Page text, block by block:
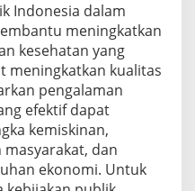
Indonesia dalam
meningkatkan
kesehatan yang
meningkatkan kualitas
pengalaman
efektif dapat
kemiskinan,
dan
ekonomi. Untuk